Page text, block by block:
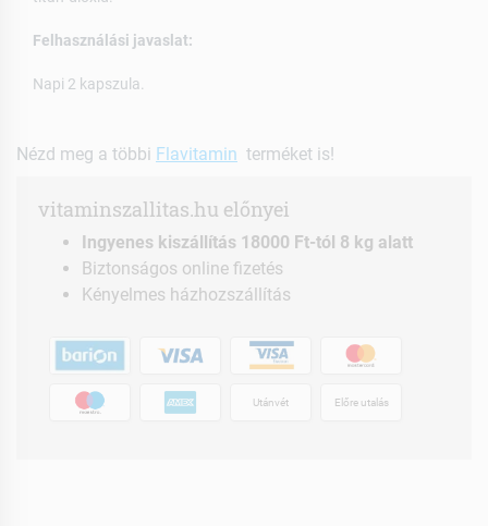
Felhasználási javaslat:
Napi 2 kapszula.
Nézd meg a többi Flavitamin terméket is!
vitaminszallitas.hu előnyei
Ingyenes kiszállítás 18000 Ft-tól 8 kg alatt
Biztonságos online fizetés
Kényelmes házhozszállítás
Utánvét Előre utalás